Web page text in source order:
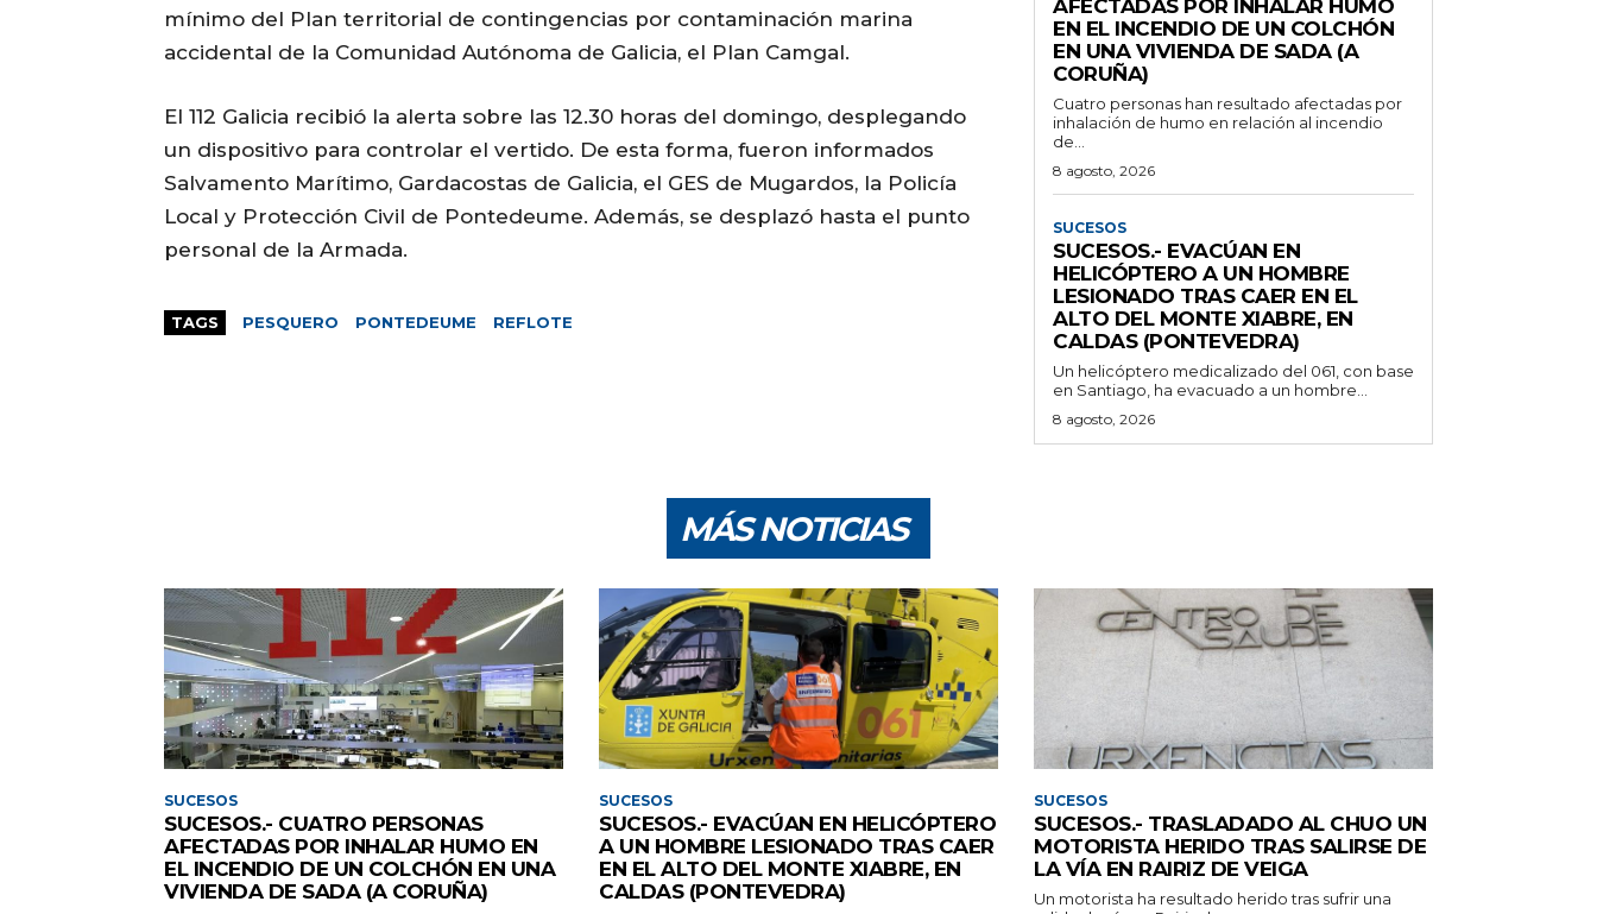
mínimo del Plan territorial de contingencias por contaminación marina
accidental de la Comunidad Autónoma de Galicia, el Plan Camgal.
El 112 Galicia recibió la alerta sobre las 12.30 horas del domingo, desplegando
un dispositivo para controlar el vertido. De esta forma, fueron informados
Salvamento Marítimo, Gardacostas de Galicia, el GES de Mugardos, la Policía
Local y Protección Civil de Pontedeume. Además, se desplazó hasta el punto
personal de la Armada.
TAGS PESQUERO PONTEDEUME REFLOTE
AFECTADAS POR INHALAR HUMO
EN EL INCENDIO DE UN COLCHÓN
EN UNA VIVIENDA DE SADA (A
CORUÑA)
Cuatro personas han resultado afectadas por
inhalación de humo en relación al incendio
de...
8 agosto, 2026
SUCESOS
SUCESOS.- EVACÚAN EN
HELICÓPTERO A UN HOMBRE
LESIONADO TRAS CAER EN EL
ALTO DEL MONTE XIABRE, EN
CALDAS (PONTEVEDRA)
Un helicóptero medicalizado del 061, con base
en Santiago, ha evacuado a un hombre...
8 agosto, 2026
MÁS NOTICIAS
SUCESOS
SUCESOS.- CUATRO PERSONAS
AFECTADAS POR INHALAR HUMO EN
EL INCENDIO DE UN COLCHÓN EN UNA
VIVIENDA DE SADA (A CORUÑA)
SUCESOS
SUCESOS.- EVACÚAN EN HELICÓPTERO
A UN HOMBRE LESIONADO TRAS CAER
EN EL ALTO DEL MONTE XIABRE, EN
CALDAS (PONTEVEDRA)
SUCESOS
SUCESOS.- TRASLADADO AL CHUO UN
MOTORISTA HERIDO TRAS SALIRSE DE
LA VÍA EN RAIRIZ DE VEIGA
Un motorista ha resultado herido tras sufrir una